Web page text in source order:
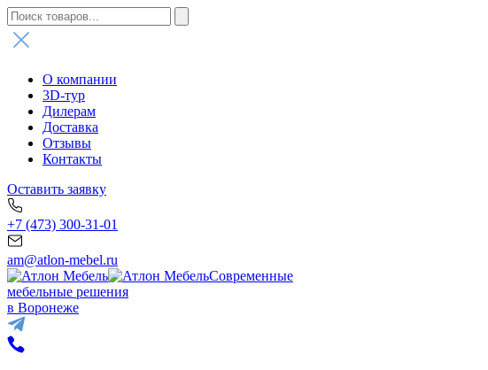
О компании
3D-тур
Дилерам
Доставка
Отзывы
Контакты
Оставить заявку
+7 (473) 300-31-01
am@atlon-mebel.ru
Современные
мебельные решения
в Воронеже